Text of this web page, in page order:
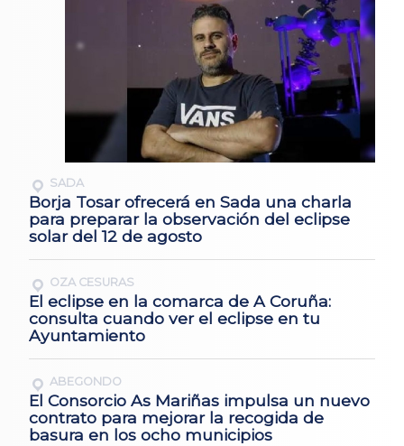
SADA
Borja Tosar ofrecerá en Sada una charla
para preparar la observación del eclipse
solar del 12 de agosto
OZA CESURAS
El eclipse en la comarca de A Coruña:
consulta cuando ver el eclipse en tu
Ayuntamiento
ABEGONDO
El Consorcio As Mariñas impulsa un nuevo
contrato para mejorar la recogida de
basura en los ocho municipios